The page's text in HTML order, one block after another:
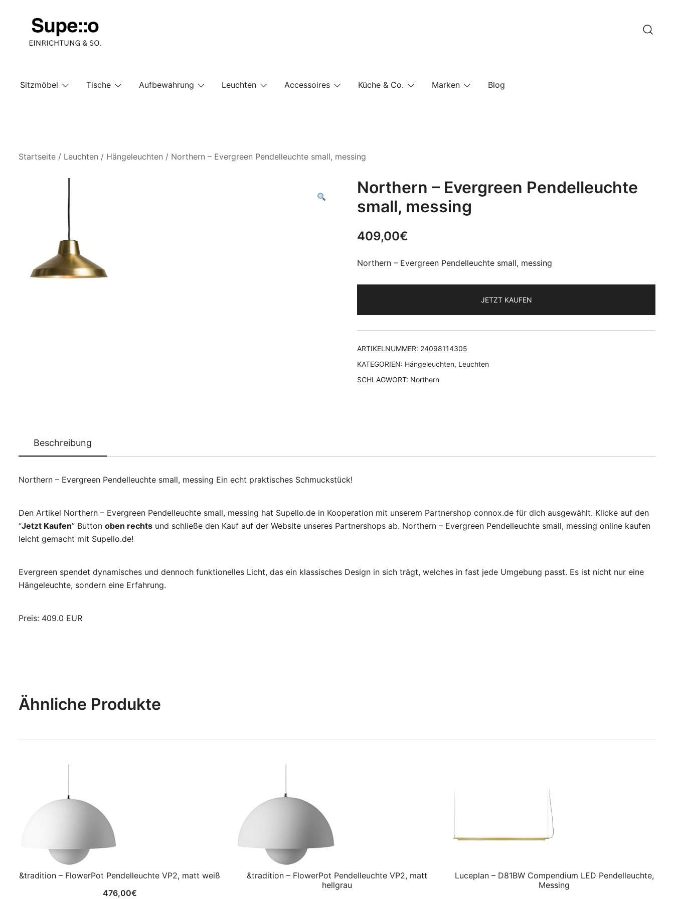
Sitzmöbel
Tische Aufbewahrung Leuchten Accessoires Küche & Co. Marken Blog
Startseite / Leuchten / Hängeleuchten / Northern – Evergreen Pendelleuchte small, messing
Northern – Evergreen Pendelleuchte
small, messing
409,00€
Northern – Evergreen Pendelleuchte small, messing
JETZT KAUFEN
ARTIKELNUMMER: 24098114305
KATEGORIEN: Hängeleuchten, Leuchten
SCHLAGWORT: Northern
Beschreibung
Northern – Evergreen Pendelleuchte small, messing Ein echt praktisches Schmuckstück!
Den Artikel Northern – Evergreen Pendelleuchte small, messing hat Supello.de in Kooperation mit unserem Partnershop connox.de für dich ausgewählt. Klicke auf den
“Jetzt Kaufen” Button oben rechts und schließe den Kauf auf der Website unseres Partnershops ab. Northern – Evergreen Pendelleuchte small, messing online kaufen
leicht gemacht mit Supello.de!
Evergreen spendet dynamisches und dennoch funktionelles Licht, das ein klassisches Design in sich trägt, welches in fast jede Umgebung passt. Es ist nicht nur eine
Hängeleuchte, sondern eine Erfahrung.
Preis: 409.0 EUR
Ähnliche Produkte
&tradition – FlowerPot Pendelleuchte VP2, matt weiß
476,00€
&tradition – FlowerPot Pendelleuchte VP2, matt
hellgrau
Luceplan – D81BW Compendium LED Pendelleuchte,
Messing